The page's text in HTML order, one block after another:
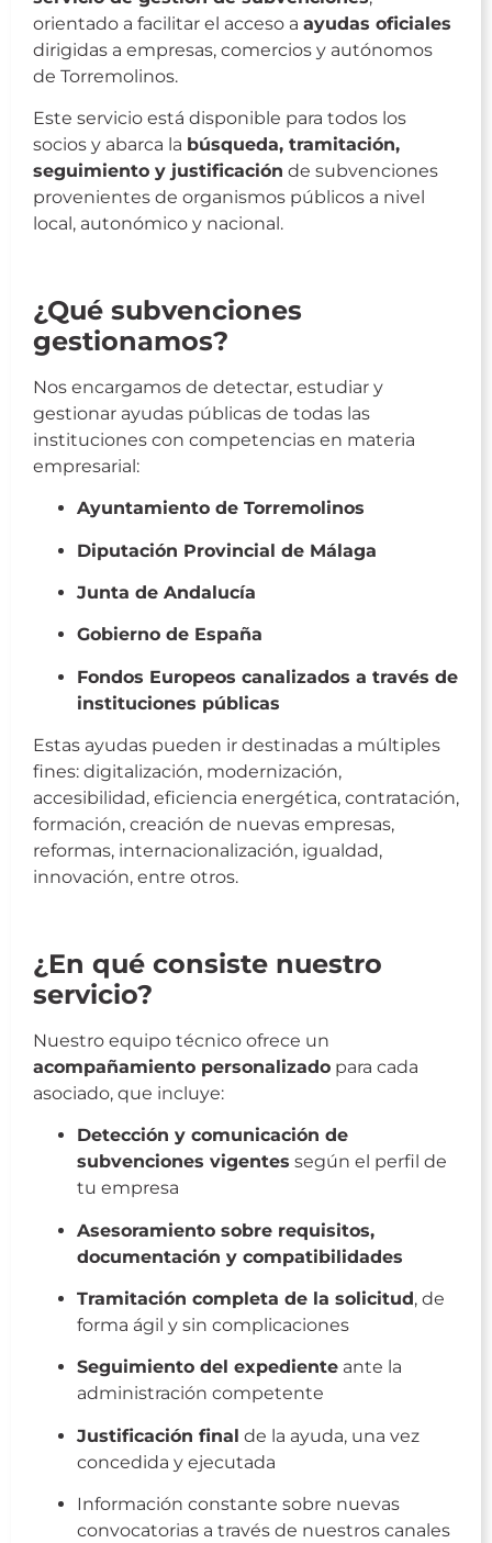
orientado a facilitar el acceso a ayudas oficiales
dirigidas a empresas, comercios y autónomos
de Torremolinos.
Este servicio está disponible para todos los
socios y abarca la búsqueda, tramitación,
seguimiento y justificación de subvenciones
provenientes de organismos públicos a nivel
local, autonómico y nacional.
¿Qué subvenciones
gestionamos?
Nos encargamos de detectar, estudiar y
gestionar ayudas públicas de todas las
instituciones con competencias en materia
empresarial:
Ayuntamiento de Torremolinos
Diputación Provincial de Málaga
Junta de Andalucía
Gobierno de España
Fondos Europeos canalizados a través de
instituciones públicas
Estas ayudas pueden ir destinadas a múltiples
fines: digitalización, modernización,
accesibilidad, eficiencia energética, contratación,
formación, creación de nuevas empresas,
reformas, internacionalización, igualdad,
innovación, entre otros.
¿En qué consiste nuestro
servicio?
Nuestro equipo técnico ofrece un
acompañamiento personalizado para cada
asociado, que incluye:
Detección y comunicación de
subvenciones vigentes según el perfil de
tu empresa
Asesoramiento sobre requisitos,
documentación y compatibilidades
Tramitación completa de la solicitud, de
forma ágil y sin complicaciones
Seguimiento del expediente ante la
administración competente
Justificación final de la ayuda, una vez
concedida y ejecutada
Información constante sobre nuevas
convocatorias a través de nuestros canales